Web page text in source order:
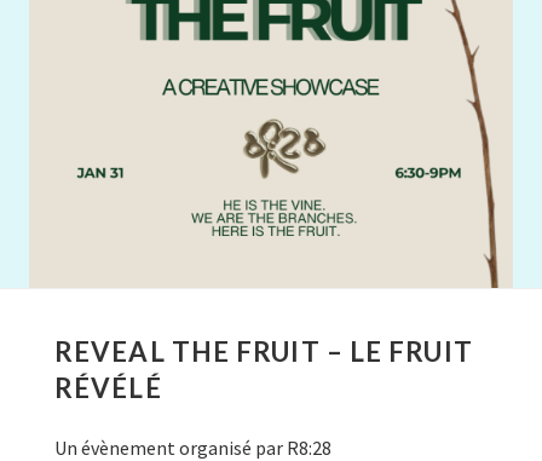
REVEAL THE FRUIT – LE FRUIT
RÉVÉLÉ
Un évènement organisé par R8:28